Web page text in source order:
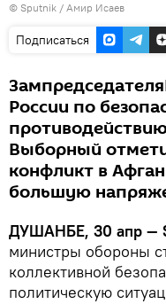
© Sputnik / Амир Исаев
Подписаться
России по
Выборный
конфликт в
большую
ДУШАНБЕ, 30 апр —
министры обороны
коллективной
политическую